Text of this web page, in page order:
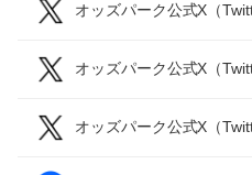
オッズパーク公式X（
オッズパーク公式X（
オッズパーク公式X（